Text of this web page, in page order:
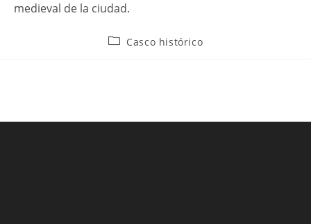
medieval de la ciudad.
Categoría
Casco histórico